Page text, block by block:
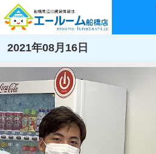
2021年08月16日